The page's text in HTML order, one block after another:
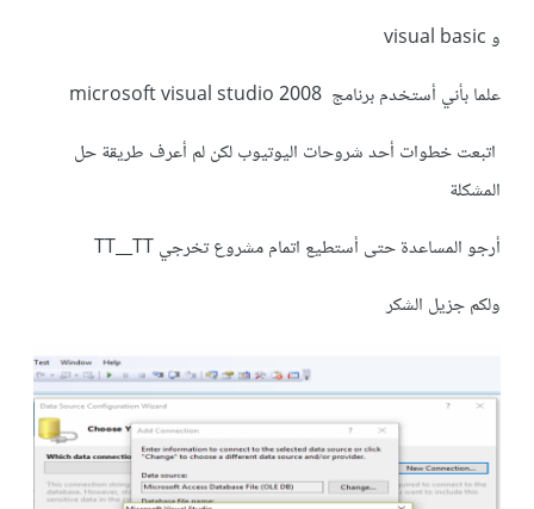
و visual basic
علما بأني أستخدم برنامج microsoft visual studio 2008
اتبعت خطوات أحد شروحات اليوتيوب لكن لم أعرف طريقة حل
المشكلة
أرجو المساعدة حتى أستطيع اتمام مشروع تخرجي TT__TT
ولكم جزيل الشكر